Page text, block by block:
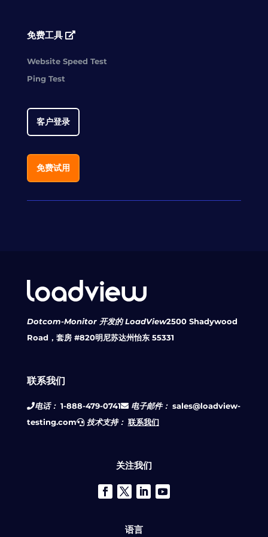
免费工具
Website Speed Test
Ping Test
客户登录
免费试用
Dotcom-Monitor 开发的 LoadView2500 Shadywood
Road，套房 #820明尼苏达州怡东 55331
联系我们
电话： 1-888-479-0741 电子邮件： sales@loadview-
testing.com
技术支持： 联系我们
关注我们
语言